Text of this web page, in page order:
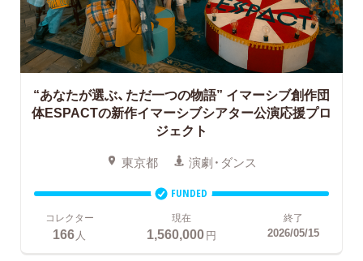
“あなたが選ぶ、ただ一つの物語” イマーシブ創作団
体ESPACTの新作イマーシブシアター公演応援プロ
ジェクト
東京都 演劇・ダンス
FUNDED
コレクター
166 人
現在
1,560,000円
終了
2026/05/15